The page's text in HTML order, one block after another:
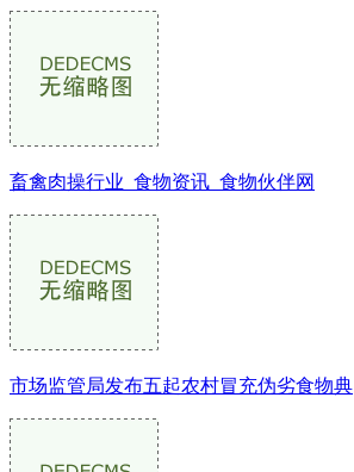
畜禽肉操行业_食物资讯_食物伙伴网
市场监管局发布五起农村冒充伪劣食物典